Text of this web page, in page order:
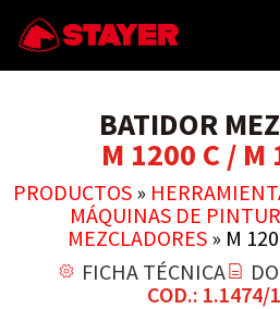
BATIDOR
M 1200 C / M
PRODUCTOS »
MÁQUINAS DE
MEZCLADORES » M
FICHA TÉCNICA
COD.: 1.1474/